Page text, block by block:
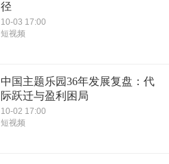
径
10-03 17:00
短视频
中国主题乐园36年发展复盘：代
际跃迁与盈利困局
10-02 17:00
短视频